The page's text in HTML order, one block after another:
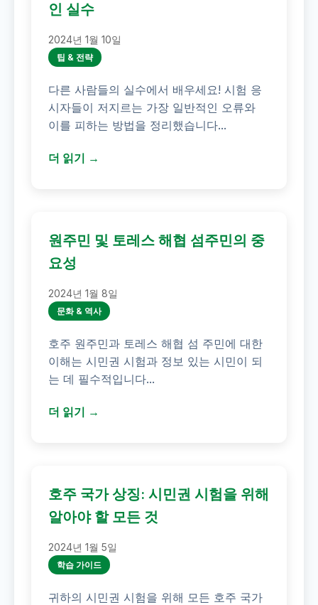
인 실수
2024년 1월 10일
팁 & 전략
다른 사람들의 실수에서 배우세요! 시험 응
시자들이 저지르는 가장 일반적인 오류와
이를 피하는 방법을 정리했습니다...
더 읽기 →
원주민 및 토레스 해협 섬주민의 중
요성
2024년 1월 8일
문화 & 역사
호주 원주민과 토레스 해협 섬 주민에 대한
이해는 시민권 시험과 정보 있는 시민이 되
는 데 필수적입니다...
더 읽기 →
호주 국가 상징: 시민권 시험을 위해
알아야 할 모든 것
2024년 1월 5일
학습 가이드
귀하의 시민권 시험을 위해 모든 호주 국가